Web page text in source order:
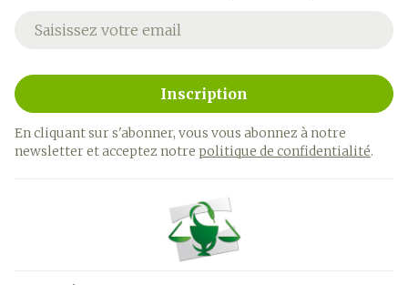
Adresse mail
Inscription
En cliquant sur s'abonner, vous vous abonnez à notre
newsletter et acceptez notre politique de confidentialité.